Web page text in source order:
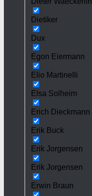
Dietiker
Dux
Egon Eiermann
Elio Martinelli
Elsa Solheim
Erich Dieckmann
Erik Buck
Erik Jorgensen
Erik Jorgensen
Erwin Braun